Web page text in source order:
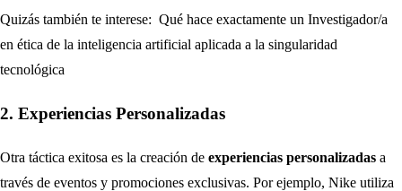
Quizás también te interese: Qué hace exactamente un Investigador/a
en ética de la inteligencia artificial aplicada a la singularidad
tecnológica
2. Experiencias Personalizadas
Otra táctica exitosa es la creación de experiencias personalizadas a
través de eventos y promociones exclusivas. Por ejemplo, Nike utiliza